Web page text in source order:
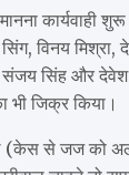
कार्यवाही
विनय मिश्रा,
सिंह और देवेश
भी जिक्र किया।
(केस से जज को